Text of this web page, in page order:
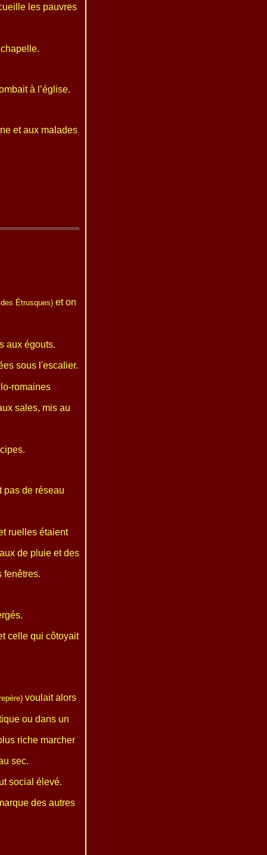
les pauvres
à l’église.
et aux malades
Étrusques) et on
aux égouts.
sous l'escalier.
romaines
sales, mis au
pas de réseau
ruelles étaient
de pluie et des
fenêtres.
celle qui côtoyait
voulait alors
ou dans un
riche marcher
sec.
social élevé.
des autres